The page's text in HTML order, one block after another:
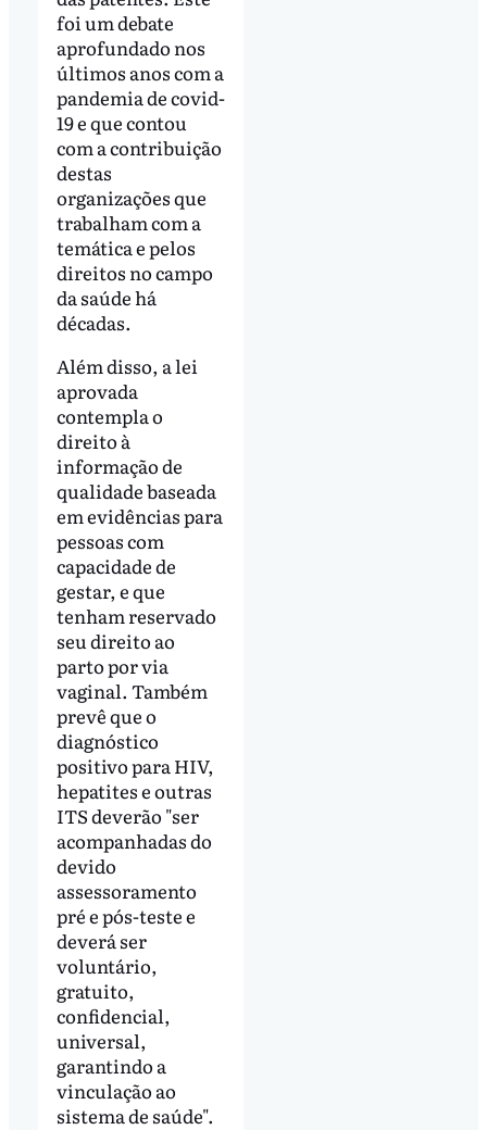
foi um debate
aprofundado nos
últimos anos com a
pandemia de covid-
19 e que contou
com a contribuição
destas
organizações que
trabalham com a
temática e pelos
direitos no campo
da saúde há
décadas.
Além disso, a lei
aprovada
contempla o
direito à
informação de
qualidade baseada
em evidências para
pessoas com
capacidade de
gestar, e que
tenham reservado
seu direito ao
parto por via
vaginal. Também
prevê que o
diagnóstico
positivo para HIV,
hepatites e outras
ITS deverão "ser
acompanhadas do
devido
assessoramento
pré e pós-teste e
deverá ser
voluntário,
gratuito,
confidencial,
universal,
garantindo a
vinculação ao
sistema de saúde".